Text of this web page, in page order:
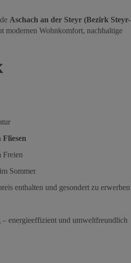
Aschach an der Steyr (Bezirk Steyr-
modernen Wohnkomfort, nachhaltige
Freien
Sommer
enthalten und gesondert zu erwerben
– energieeffizient und umweltfreundlich